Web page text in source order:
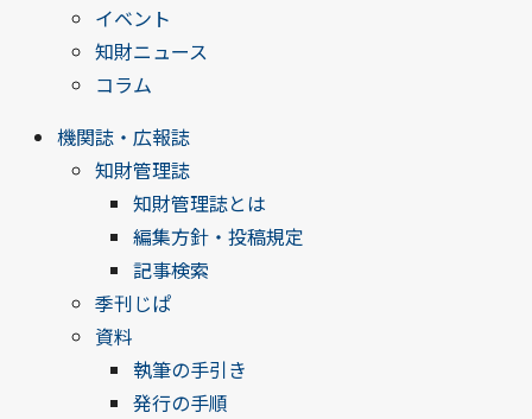
イベント
知財ニュース
コラム
機関誌・広報誌
知財管理誌
知財管理誌とは
編集方針・投稿規定
記事検索
季刊じぱ
資料
執筆の手引き
発行の手順